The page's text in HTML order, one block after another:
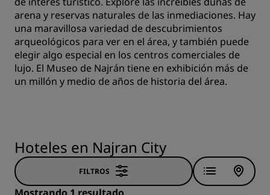
arena y reservas naturales de las inmediaciones. Hay
una maravillosa variedad de descubrimientos
arqueológicos para ver en el área, y también puede
elegir algo especial en los centros comerciales de
lujo. El Museo de Najrán tiene en exhibición más de
un millón y medio de años de historia del área.
Hoteles en Najran City
FILTROS